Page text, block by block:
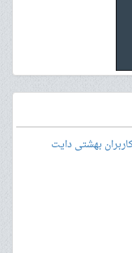
بهشتی دایت